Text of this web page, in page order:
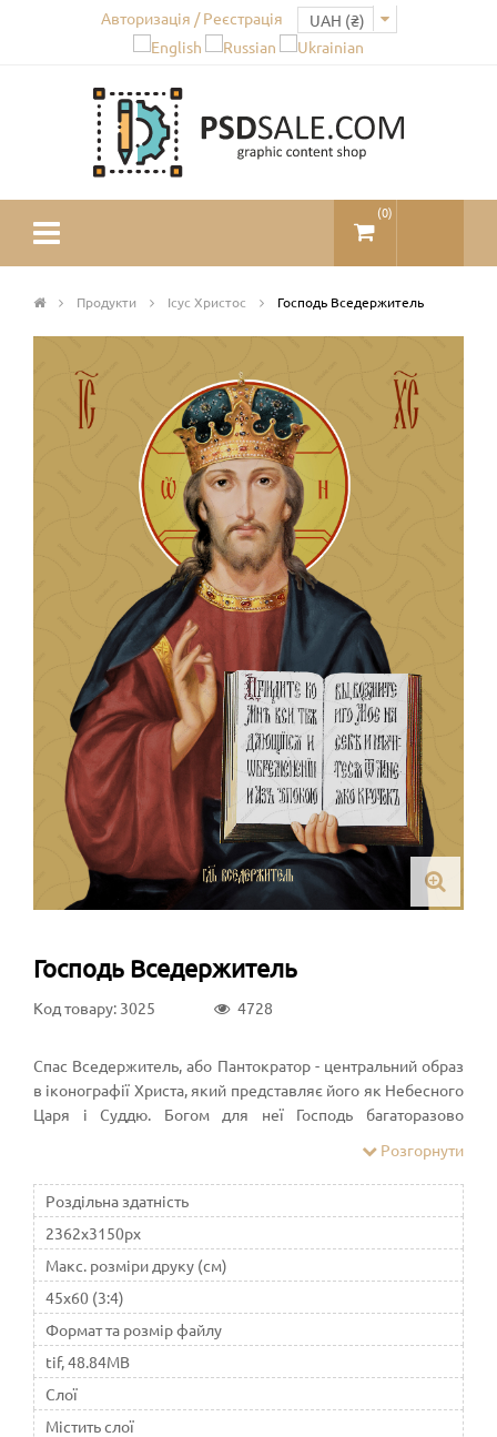
Авторизація / Реєстрація
(0)
Продукти Ісус Христос Господь Вседержитель
Господь Вседержитель
Код товару: 3025 4728
Спас Вседержитель, або Пантократор - центральний образ
в іконографії Христа, який представляє його як Небесного
Царя і Суддю. Богом для неї Господь багаторазово
зображуватися в зростання, сидячи на троні, по пояс, або
погрудні
Розгорнути
Роздільна здатність
2362x3150px
Макс. розміри друку (см)
45x60 (3:4)
Формат та розмір файлу
tif, 48.84MB
Слої
Містить слої